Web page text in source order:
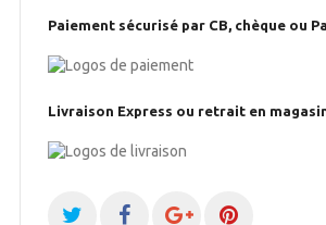
Paiement sécurisé par CB, chèque ou
Livraison Express ou retrait en